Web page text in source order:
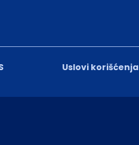
Uslovi korišćenja